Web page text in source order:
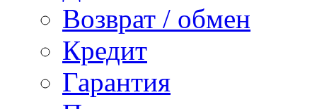
Возврат / обмен
Кредит
Гарантия